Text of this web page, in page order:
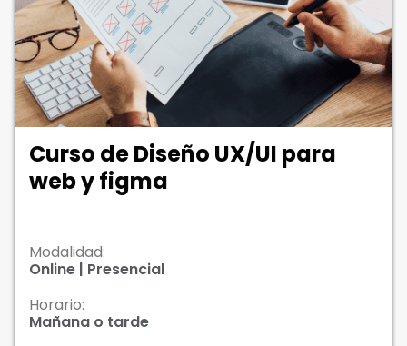
Curso de Diseño UX/UI para
web y figma
Modalidad:
Online | Presencial
Horario:
Mañana o tarde